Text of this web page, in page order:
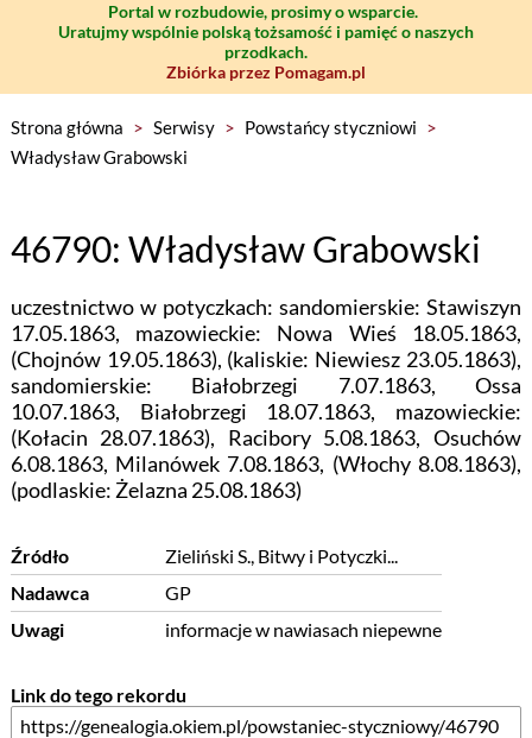
Portal w rozbudowie, prosimy o wsparcie.
Uratujmy wspólnie polską tożsamość i pamięć o naszych
przodkach.
Zbiórka przez Pomagam.pl
Strona główna > Serwisy > Powstańcy styczniowi >
Władysław Grabowski
46790: Władysław Grabowski
uczestnictwo w potyczkach: sandomierskie: Stawiszyn
17.05.1863, mazowieckie: Nowa Wieś 18.05.1863,
(Chojnów 19.05.1863), (kaliskie: Niewiesz 23.05.1863),
sandomierskie: Biało­brzegi 7.07.1863, Ossa
10.07.1863, Białobrzegi 18.07.1863, mazowieckie:
(Kołacin 28.07.1863), Racibory 5.08.1863, Osuchów
6.08.1863, Milanó­wek 7.08.1863, (Włochy 8.08.1863),
(podlaskie: Żelazna 25.08.1863)
Źródło
Zieliński S., Bitwy i Potyczki...
Nadawca
GP
Uwagi
informacje w nawiasach niepewne
Link do tego rekordu